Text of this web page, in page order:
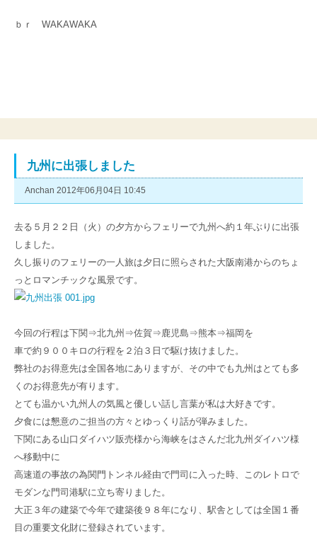
ｂｒ WAKAWAKA
九州に出張しました
Anchan 2012年06月04日 10:45
去る５月２２日（火）の夕方からフェリーで九州へ約１年ぶりに出張
しました。
久し振りのフェリーの一人旅は夕日に照らされた大阪南港からのちょ
っとロマンチックな風景です。
今回の行程は下関⇒北九州⇒佐賀⇒鹿児島⇒熊本⇒福岡を
車で約９００キロの行程を２泊３日で駆け抜けました。
弊社のお得意先は全国各地にありますが、その中でも九州はとても多
くのお得意先が有ります。
とても温かい九州人の気風と優しい話し言葉が私は大好きです。
夕食には懇意のご担当の方々とゆっくり話が弾みました。
下関にある山口ダイハツ販売様から海峡をはさんだ北九州ダイハツ様
へ移動中に
高速道の事故の為関門トンネル経由で門司に入った時、このレトロで
モダンな門司港駅に立ち寄りました。
大正３年の建築で今年で建築後９８年になり、駅舎としては全国１番
目の重要文化財に登録されています。